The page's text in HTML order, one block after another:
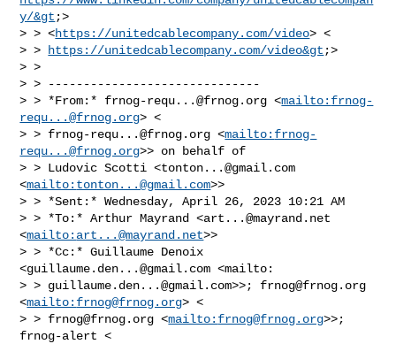
y/&gt ;>
> > <https://unitedcablecompany.com/video> <
> >
https://unitedcablecompany.com/video&gt ;>
> >
> > ------------------------------
> > *From:* frnog-requ...@frnog.org <mailto: frnog-
requ...@frnog.org> <
> > frnog-requ...@frnog.org <mailto: frnog-
requ...@frnog.org>> on behalf of
> > Ludovic Scotti <tonton...@gmail.com
<mailto: tonton...@gmail.com>>
> > *Sent:* Wednesday, April 26, 2023 10:21 AM
> > *To:* Arthur Mayrand <art...@mayrand.net
<mailto: art...@mayrand.net>>
> > *Cc:* Guillaume Denoix
<guillaume.den...@gmail.com <mailto:
> > guillaume.den...@gmail.com>>; frnog@frnog.org
<mailto: frnog@frnog.org> <
> > frnog@frnog.org <mailto: frnog@frnog.org>>;
frnog-alert <